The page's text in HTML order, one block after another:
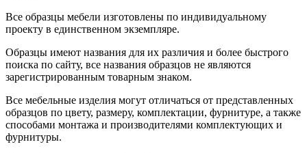
Все образцы мебели изготовлены по индивидуальному
проекту в единственном экземпляре.
Образцы имеют названия для их различия и более быстрого
поиска по сайту, все названия образцов не являются
зарегистрированным товарным знаком.
Все мебельные изделия могут отличаться от представленных
образцов по цвету, размеру, комплектации, фурнитуре, а также
способами монтажа и производителями комплектующих и
фурнитуры.